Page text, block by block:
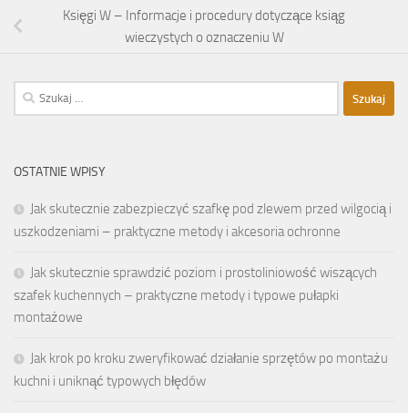
Księgi W – Informacje i procedury dotyczące ksiąg
wieczystych o oznaczeniu W
Szukaj:
OSTATNIE WPISY
Jak skutecznie zabezpieczyć szafkę pod zlewem przed wilgocią i
uszkodzeniami – praktyczne metody i akcesoria ochronne
Jak skutecznie sprawdzić poziom i prostoliniowość wiszących
szafek kuchennych – praktyczne metody i typowe pułapki
montażowe
Jak krok po kroku zweryfikować działanie sprzętów po montażu
kuchni i uniknąć typowych błędów